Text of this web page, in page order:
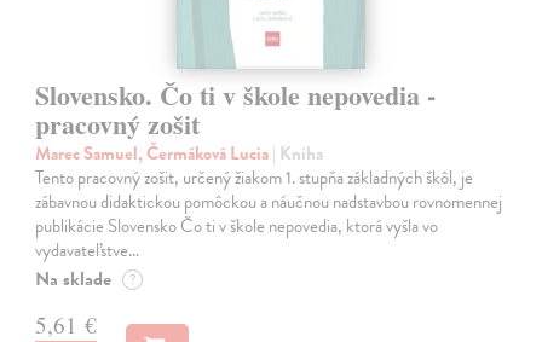
Slovensko. Čo ti v škole nepovedia -
pracovný zošit
Marec Samuel, Čermáková Lucia| Kniha
Tento pracovný zošit, určený žiakom 1. stupňa základných škôl, je
zábavnou didaktickou pomôckou a náučnou nadstavbou rovnomennej
publikácie Slovensko Čo ti v škole nepovedia, ktorá vyšla vo
vydavateľstve…
Na sklade ?
5,61 €